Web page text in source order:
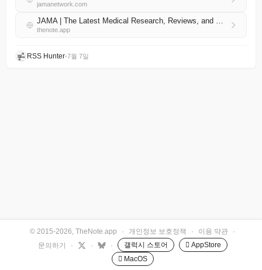
jamanetwork.com
JAMA | The Latest Medical Research, Reviews, and Guidelines 한국어 RSS
thenote.app
RSS Hunter•7월 7일
© 2015-2026, TheNote.app · 개인정보 보호정책 · 이용 약관
·
문의하기
· · · 갤럭시 스토어
 AppStore
 MacOS